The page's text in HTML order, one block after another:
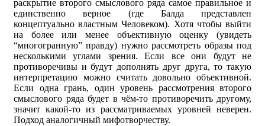
раскрытие второго смыслового ряда самое правильное и
единственно верное (где Балда представлен
концептуально властным Человеком). Хотя чтобы выйти
на более или менее объективную оценку (увидеть
“многогранную” правду) нужно рассмотреть образы под
несколькими углами зрения. Если все они будут не
противоречивы и будут дополнять друг друга, то такую
интерпретацию можно считать довольно объективной.
Если одна грань, один уровень рассмотрения второго
смыслового ряда будет в чём-то противоречить другому,
значит какой-то из рассматриваемых уровней неверен.
Подход аналогичный мифотворчеству.